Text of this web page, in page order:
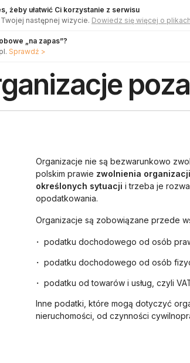
żeby ułatwić Ci korzystanie z serwisu
następnej wizycie. Dowiedz się więcej o
„na zapas”?
Sprawdź >
Organizacje nie są bezwarunkowo
polskim prawie zwolnienia
określonych sytuacji i trzeba je
opodatkowania.
Organizacje są zobowiązane przede
podatku dochodowego od osób
podatku dochodowego od osób
podatku od towarów i usług, czyli
Inne podatki, które mogą dotyczyć
nieruchomości, od czynności